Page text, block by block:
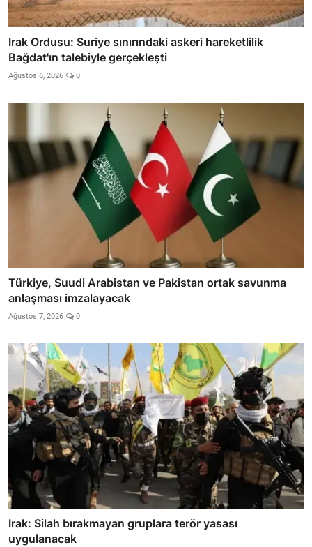
Irak Ordusu: Suriye sınırındaki askeri hareketlilik
Bağdat'ın talebiyle gerçekleşti
Ağustos 6, 2026 0
Türkiye, Suudi Arabistan ve Pakistan ortak savunma
anlaşması imzalayacak
Ağustos 7, 2026 0
Irak: Silah bırakmayan gruplara terör yasası
uygulanacak